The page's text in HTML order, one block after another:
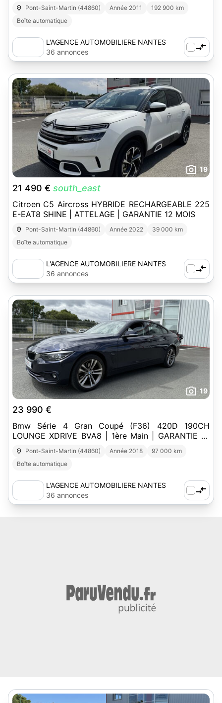
Pont-Saint-Martin (44860) Année 2011
192 900 km
Boîte automatique
L'AGENCE AUTOMOBILIERE NANTES
SUD-EST
36 annonces
19
21 490 € south_east
Citroen C5 Aircross HYBRIDE RECHARGEABLE 225
E-EAT8 SHINE | ATTELAGE | GARANTIE 12 MOIS
Pont-Saint-Martin (44860) Année 2022
39 000 km
Boîte automatique
L'AGENCE AUTOMOBILIERE NANTES
SUD-EST
36 annonces
19
23 990 €
Bmw Série 4 Gran Coupé (F36) 420D 190CH
LOUNGE XDRIVE BVA8 | 1ère Main | GARANTIE 12
MOIS
Pont-Saint-Martin (44860) Année 2018
97 000 km
Boîte automatique
L'AGENCE AUTOMOBILIERE NANTES
SUD-EST
36 annonces